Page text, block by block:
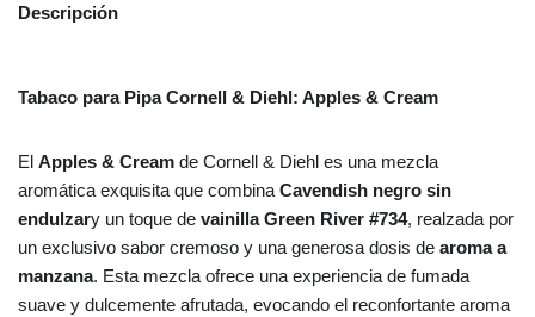
Descripción
Tabaco para Pipa Cornell & Diehl: Apples & Cream
El Apples & Cream de Cornell & Diehl es una mezcla
aromática exquisita que combina Cavendish negro sin
endulzary un toque de vainilla Green River #734, realzada por
un exclusivo sabor cremoso y una generosa dosis de aroma a
manzana. Esta mezcla ofrece una experiencia de fumada
suave y dulcemente afrutada, evocando el reconfortante aroma